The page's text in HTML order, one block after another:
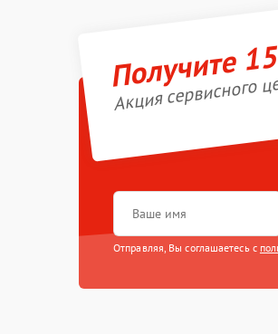
Получите
Акция сервисного
Отправляя, Вы соглашаетесь с